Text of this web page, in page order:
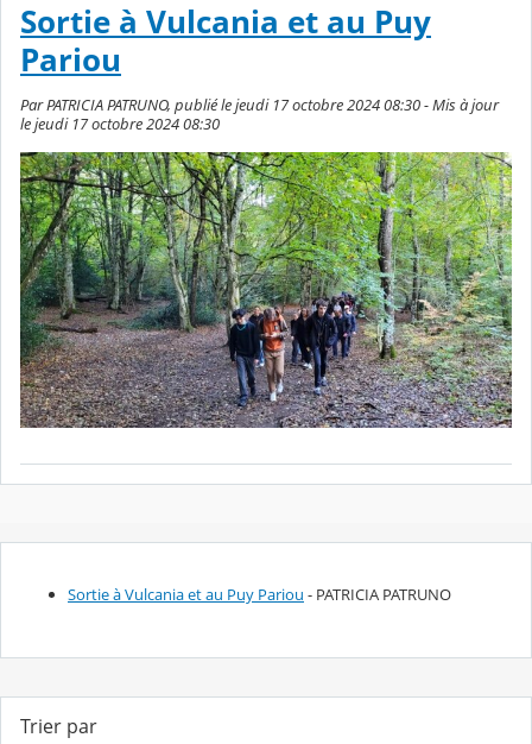
Sortie à Vulcania et au Puy
Pariou
Par PATRICIA PATRUNO, publié le jeudi 17 octobre 2024 08:30 - Mis à jour
le jeudi 17 octobre 2024 08:30
Sortie à Vulcania et au Puy Pariou - PATRICIA PATRUNO
Trier par